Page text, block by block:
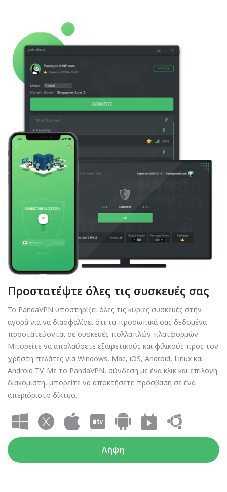
Προστατέψτε όλες τις συσκευές σας
Το PandaVPN υποστηρίζει όλες τις κύριες συσκευές στην
αγορά για να διασφαλίσει ότι τα προσωπικά σας δεδομένα
προστατεύονται σε συσκευές πολλαπλών πλατφορμών.
Μπορείτε να απολαύσετε εξαιρετικούς και φιλικούς προς τον
χρήστη πελάτες για Windows, Mac, iOS, Android, Linux και
Android TV. Με το PandaVPN, σύνδεση με ένα κλικ και επιλογή
διακομιστή, μπορείτε να αποκτήσετε πρόσβαση σε ένα
απεριόριστο δίκτυο.
Λήψη